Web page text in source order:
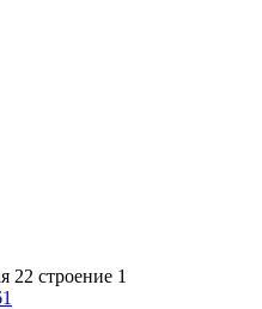
строение 1